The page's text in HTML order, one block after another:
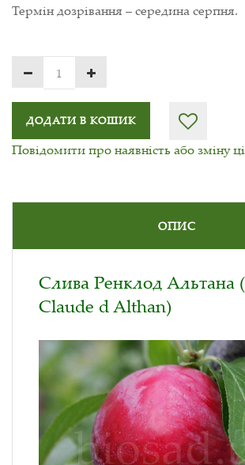
Термін дозрівання – середина серпня.
ДОДАТИ В КОШИК
Повідомити про наявність або зміну
ОПИС
Слива Ренклод Альтана
Claude d Althan)